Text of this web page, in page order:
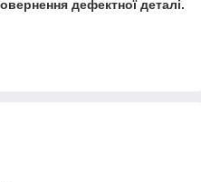
дефектної деталі.